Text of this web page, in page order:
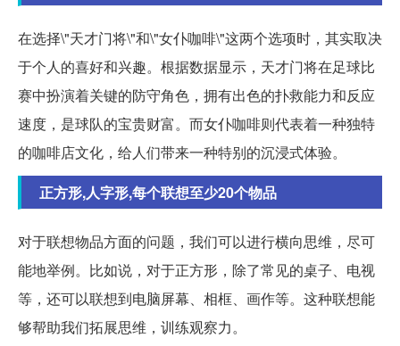
在选择\"天才门将\"和\"女仆咖啡\"这两个选项时，其实取决
于个人的喜好和兴趣。根据数据显示，天才门将在足球比
赛中扮演着关键的防守角色，拥有出色的扑救能力和反应
速度，是球队的宝贵财富。而女仆咖啡则代表着一种独特
的咖啡店文化，给人们带来一种特别的沉浸式体验。
正方形,人字形,每个联想至少20个物品
对于联想物品方面的问题，我们可以进行横向思维，尽可
能地举例。比如说，对于正方形，除了常见的桌子、电视
等，还可以联想到电脑屏幕、相框、画作等。这种联想能
够帮助我们拓展思维，训练观察力。